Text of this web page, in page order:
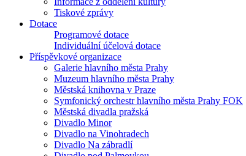
Tiskové zprávy
Dotace
Programové dotace
Individuální účelová dotace
Příspěvkové organizace
Galerie hlavního města Prahy
Muzeum hlavního města Prahy
Městská knihovna v Praze
Symfonický orchestr hlavního města Prahy FOK
Městská divadla pražská
Divadlo Minor
Divadlo na Vinohradech
Divadlo Na zábradlí